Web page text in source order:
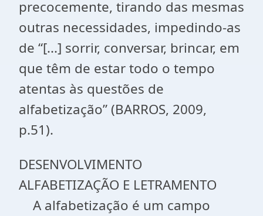
precocemente, tirando das mesmas
outras necessidades, impedindo-as
de “[...] sorrir, conversar, brincar, em
que têm de estar todo o tempo
atentas às questões de
alfabetização” (BARROS, 2009,
p.51).
DESENVOLVIMENTO
ALFABETIZAÇÃO E LETRAMENTO
A alfabetização é um campo